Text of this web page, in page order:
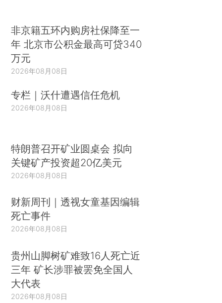
非京籍五环内购房社保降至一
年 北京市公积金最高可贷340
万元
2026年08月08日
专栏｜沃什遭遇信任危机
2026年08月08日
特朗普召开矿业圆桌会 拟向
关键矿产投资超20亿美元
2026年08月08日
财新周刊｜透视女童基因编辑
死亡事件
2026年08月08日
贵州山脚树矿难致16人死亡近
三年 矿长涉罪被罢免全国人
大代表
2026年08月08日